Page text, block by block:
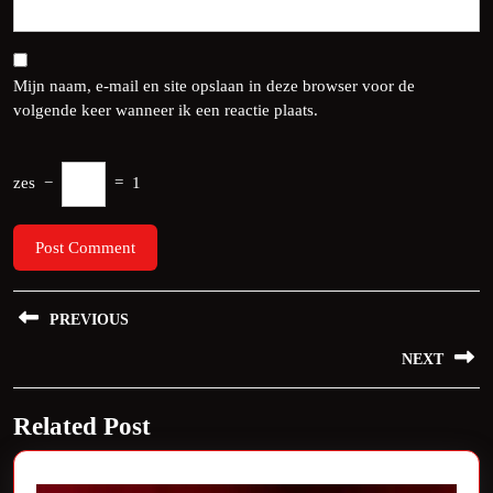
Mijn naam, e-mail en site opslaan in deze browser voor de
volgende keer wanneer ik een reactie plaats.
zes − = 1
Bericht
PREVIOUS
post:
NEXT
Next
post:
Related Post